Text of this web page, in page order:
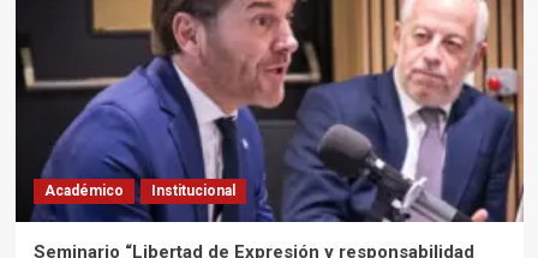
Académico Institucional
Seminario “Libertad de Expresión y responsabilidad